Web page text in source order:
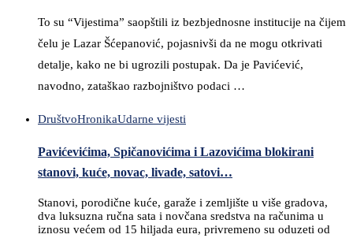
To su “Vijestima” saopštili iz bezbjednosne institucije na čijem
čelu je Lazar Šćepanović, pojasnivši da ne mogu otkrivati
detalje, kako ne bi ugrozili postupak. Da je Pavićević,
navodno, zataškao razbojništvo podaci …
DruštvoHronikaUdarne vijesti
Pavićevićima, Spičanovićima i Lazovićima blokirani
stanovi, kuće, novac, livade, satovi…
Stanovi, porodične kuće, garaže i zemljište u više gradova,
dva luksuzna ručna sata i novčana sredstva na računima u
iznosu većem od 15 hiljada eura, privremeno su oduzeti od